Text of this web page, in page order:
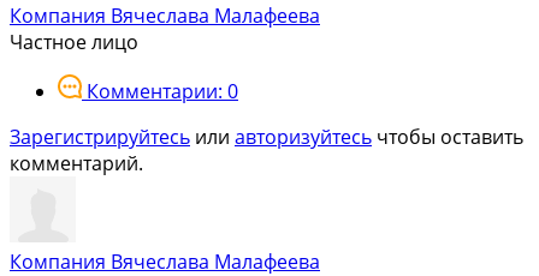
Компания Вячеслава Малафеева
Частное лицо
Комментарии: 0
Зарегистрируйтесь или авторизуйтесь чтобы оставить
комментарий.
Компания Вячеслава Малафеева